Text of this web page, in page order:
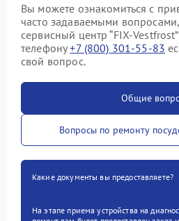
Вы можете ознакомиться с
часто задаваемыми
сервисный центр “FIX-
телефону+7 (800) 301-55-83
свой вопрос.
Общие
Вопросы по ремонту
Какие документы вы предоставляете?
На этапе приема устройства на